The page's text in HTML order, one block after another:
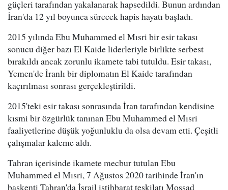
güçleri tarafından yakalanarak hapsedildi. Bunun ardından
İran'da 12 yıl boyunca sürecek hapis hayatı başladı.
2015 yılında Ebu Muhammed el Mısri bir esir takası
sonucu diğer bazı El Kaide liderleriyle birlikte serbest
bırakıldı ancak zorunlu ikamete tabi tutuldu. Esir takası,
Yemen'de İranlı bir diplomatın El Kaide tarafından
kaçırılması sonrası gerçekleştirildi.
2015'teki esir takası sonrasında İran tarafından kendisine
kısmi bir özgürlük tanınan Ebu Muhammed el Mısri
faaliyetlerine düşük yoğunluklu da olsa devam etti. Çeşitli
çalışmalar kaleme aldı.
Tahran içerisinde ikamete mecbur tutulan Ebu
Muhammed el Mısri, 7 Ağustos 2020 tarihinde İran'ın
başkenti Tahran'da İsrail istihbarat teşkilatı Mossad